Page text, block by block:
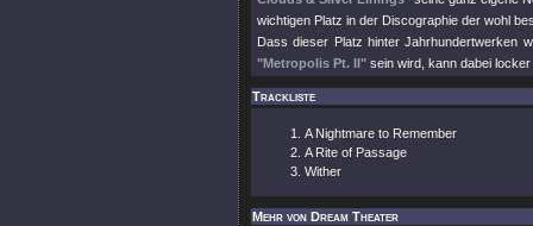
wichtigen Platz in der Discographie der wohl
Dass dieser Platz hinter Jahrhundertwerken
"Metropolis Pt. II" sein wird, kann dabei
Trackliste
A Nightmare to Remember
A Rite of Passage
Wither
Mehr von Dream Theater